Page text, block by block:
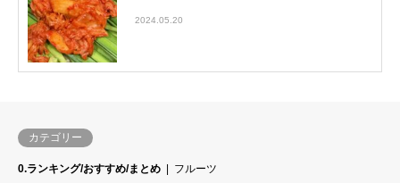
2024.05.20
カテゴリー
0.ランキング/おすすめ/まとめ
フルーツ